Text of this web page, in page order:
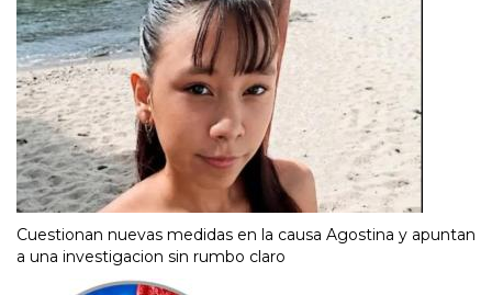
Cuestionan nuevas medidas en la causa Agostina y apuntan
a una investigacion sin rumbo claro